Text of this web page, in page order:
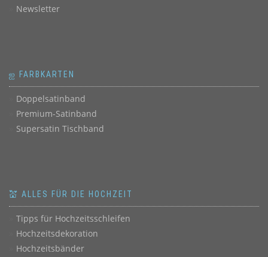
Newsletter
ஐ FARBKARTEN
Doppelsatinband
Premium-Satinband
Supersatin Tischband
💒 ALLES FÜR DIE HOCHZEIT
Tipps für Hochzeitsschleifen
Hochzeitsdekoration
Hochzeitsbänder